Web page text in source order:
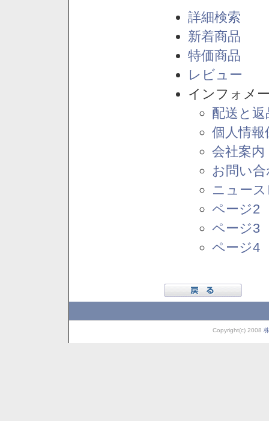
詳細検索
新着商品
特価商品
レビュー
インフォメ
配送と
個人情報
会社案内
お問い
ニュー
ページ2
ページ3
ページ4
Copyright(c) 2008